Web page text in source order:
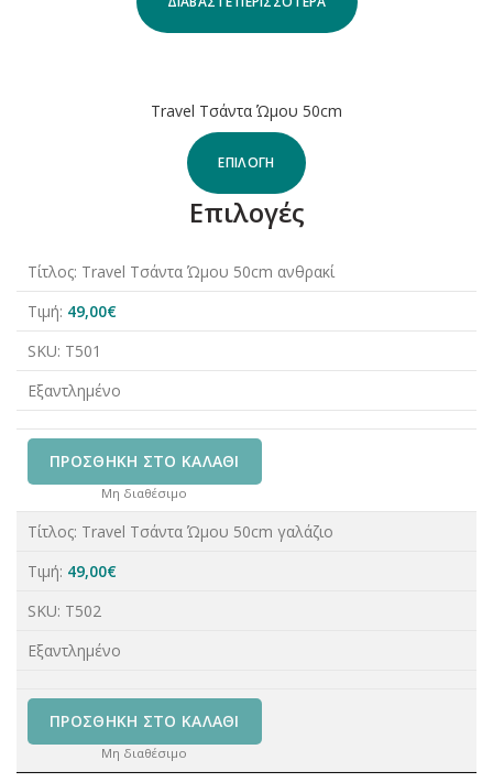
Travel Τσάντα Ώμου 50cm
ΕΠΙΛΟΓΉ
Επιλογές
Τίτλος: Travel Τσάντα Ώμου 50cm ανθρακί
Τιμή: 49,00€
SKU: T501
Εξαντλημένο
ΠΡΟΣΘΉΚΗ ΣΤΟ ΚΑΛΆΘΙ
Μη διαθέσιμο
Τίτλος: Travel Τσάντα Ώμου 50cm γαλάζιο
Τιμή: 49,00€
SKU: T502
Εξαντλημένο
ΠΡΟΣΘΉΚΗ ΣΤΟ ΚΑΛΆΘΙ
Μη διαθέσιμο